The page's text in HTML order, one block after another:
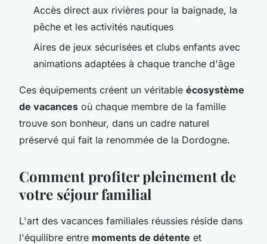
Accès direct aux rivières pour la baignade, la
pêche et les activités nautiques
Aires de jeux sécurisées et clubs enfants avec
animations adaptées à chaque tranche d'âge
Ces équipements créent un véritable écosystème
de vacances où chaque membre de la famille
trouve son bonheur, dans un cadre naturel
préservé qui fait la renommée de la Dordogne.
Comment profiter pleinement de
votre séjour familial
L'art des vacances familiales réussies réside dans
l'équilibre entre moments de détente et